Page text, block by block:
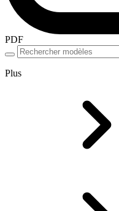
PDF
Plus